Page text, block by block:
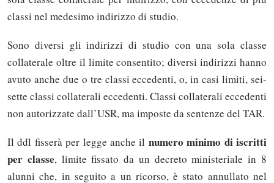
classi nel medesimo indirizzo di studio.
Sono diversi gli indirizzi di studio con una sola classe
collaterale oltre il limite consentito; diversi indirizzi hanno
avuto anche due o tre classi eccedenti, o, in casi limiti, sei-
sette classi collaterali eccedenti. Classi collaterali eccedenti
non autorizzate dall’USR, ma imposte da sentenze del TAR.
Il ddl fisserà per legge anche il numero minimo di iscritti
per classe, limite fissato da un decreto ministeriale in 8
alunni che, in seguito a un ricorso, è stato annullato nel